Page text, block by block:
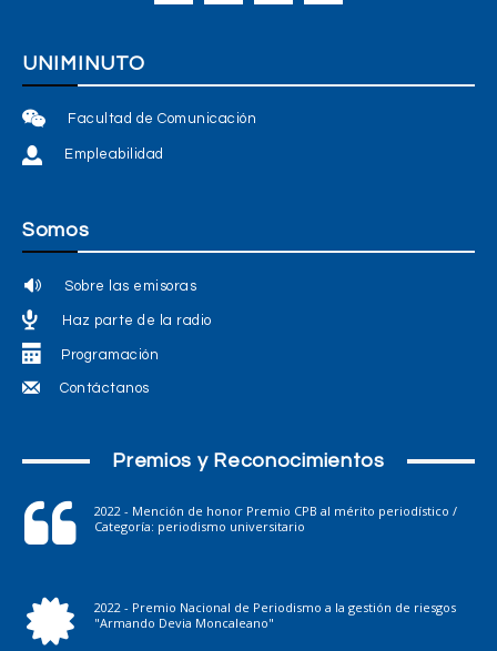
UNIMINUTO
Facultad de Comunicación
Empleabilidad
Somos
Sobre las emisoras
Haz parte de la radio
Programación
Contáctanos
Premios y Reconocimientos
2022 - Mención de honor Premio CPB al mérito periodístico /
Categoría: periodismo universitario
2022 - Premio Nacional de Periodismo a la gestión de riesgos
"Armando Devia Moncaleano"